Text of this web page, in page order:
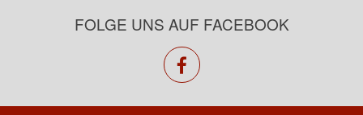
FOLGE UNS AUF FACEBOOK
facebook